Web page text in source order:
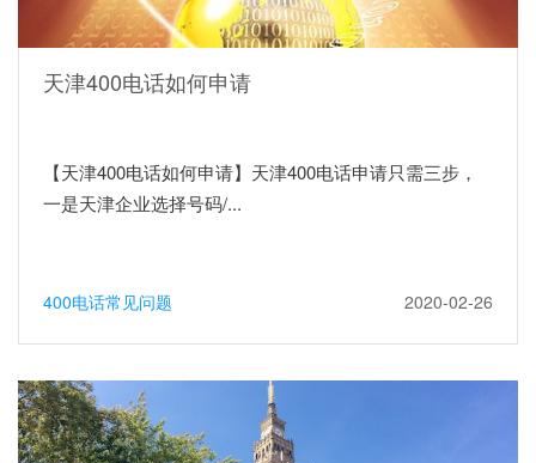
天津400电话如何申请
【天津400电话如何申请】天津400电话申请只需三步，
一是天津企业选择号码/...
400电话常见问题 2020-02-26